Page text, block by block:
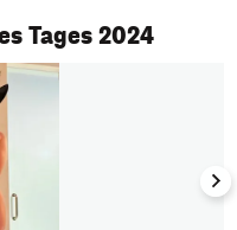
Tages 2024